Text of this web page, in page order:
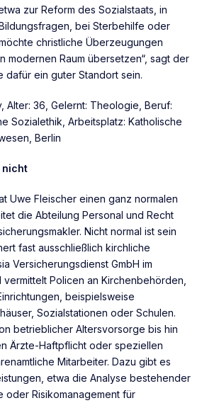
zur Reform des Sozialstaats, in
bei Sterbehilfe oder
christliche Überzeugungen
modernen Raum übersetzen“, sagt der
dafür ein guter Standort sein.
Alter: 36, Gelernt: Theologie, Beruf:
Sozialethik, Arbeitsplatz: Katholische
Berlin
nicht
Uwe Fleischer einen ganz normalen
die Abteilung Personal und Recht
Nicht normal ist sein
fast ausschließlich kirchliche
Versicherungsdienst GmbH im
Policen an Kirchenbehörden,
beispielsweise
Sozialstationen oder Schulen.
betrieblicher Altersvorsorge bis hin
Ärzte-Haftpflicht oder speziellen
Mitarbeiter. Dazu gibt es
etwa die Analyse bestehender
oder Risikomanagement für